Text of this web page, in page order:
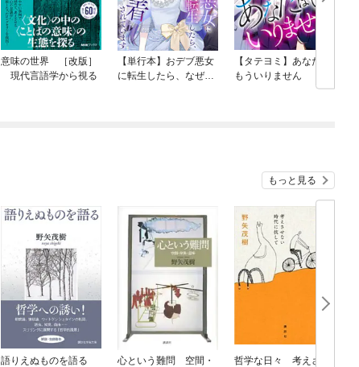
意味の世界 ［改版］
現代言語学から視る
【単行本】おデブ悪女
に転生したら、なぜか
【タテヨミ】あなたは
もういりません
もっと見る
語りえぬものを語る
心という難問 空間・
哲学な日々 考えさせ